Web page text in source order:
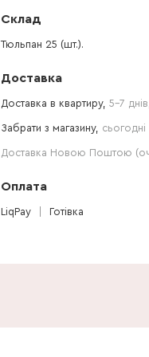
Склад
Тюльпан 25 (шт.).
Доставка
Доставка в квартиру, 5-7 днів
Забрати з магазину,
Доставка Новою Поштою
Оплата
LiqPay Готівка